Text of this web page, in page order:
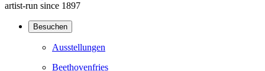
artist-run since 1897
Besuchen
Ausstellungen
Beethovenfries